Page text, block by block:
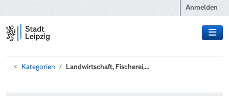
Anmelden
Kategorien Landwirtschaft, Fischerei,...